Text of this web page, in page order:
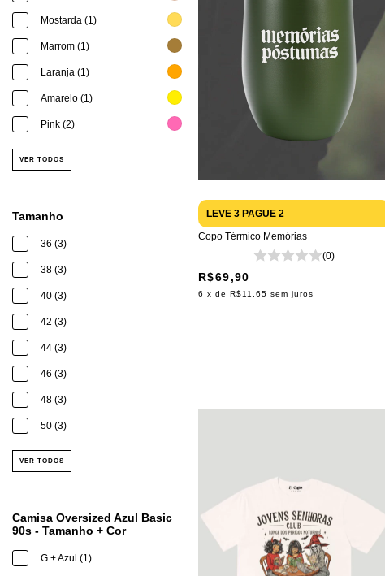
Mostarda (1)
Marrom (1)
Laranja (1)
Amarelo (1)
Pink (2)
VER TODOS
Tamanho
36 (3)
38 (3)
40 (3)
42 (3)
44 (3)
46 (3)
48 (3)
50 (3)
VER TODOS
Camisa Oversized Azul Basic
90s - Tamanho + Cor
G + Azul (1)
LEVE 3 PAGUE 2
Copo Térmico Memórias
(0)
R$69,90
6 x de R$11,65 sem juros